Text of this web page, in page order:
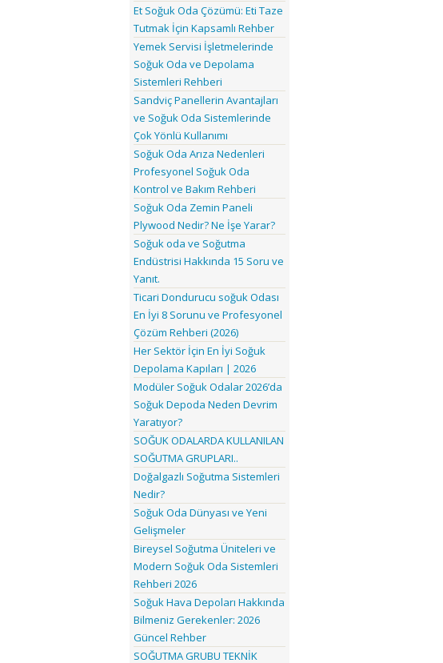
Et Soğuk Oda Çözümü: Eti Taze
Tutmak İçin Kapsamlı Rehber
Yemek Servisi İşletmelerinde
Soğuk Oda ve Depolama
Sistemleri Rehberi
Sandviç Panellerin Avantajları
ve Soğuk Oda Sistemlerinde
Çok Yönlü Kullanımı
Soğuk Oda Arıza Nedenleri
Profesyonel Soğuk Oda
Kontrol ve Bakım Rehberi
Soğuk Oda Zemin Paneli
Plywood Nedir? Ne İşe Yarar?
Soğuk oda ve Soğutma
Endüstrisi Hakkında 15 Soru ve
Yanıt.
Ticari Dondurucu soğuk Odası
En İyi 8 Sorunu ve Profesyonel
Çözüm Rehberi (2026)
Her Sektör İçin En İyi Soğuk
Depolama Kapıları | 2026
Modüler Soğuk Odalar 2026’da
Soğuk Depoda Neden Devrim
Yaratıyor?
SOĞUK ODALARDA KULLANILAN
SOĞUTMA GRUPLARI..
Doğalgazlı Soğutma Sistemleri
Nedir?
Soğuk Oda Dünyası ve Yeni
Gelişmeler
Bireysel Soğutma Üniteleri ve
Modern Soğuk Oda Sistemleri
Rehberi 2026
Soğuk Hava Depoları Hakkında
Bilmeniz Gerekenler: 2026
Güncel Rehber
SOĞUTMA GRUBU TEKNİK